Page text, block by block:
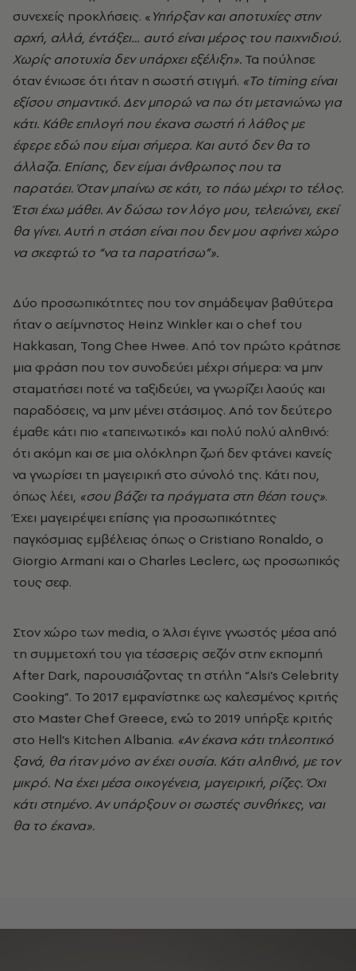
συνεχείς προκλήσεις. «Υπήρξαν και αποτυχίες στην
αρχή, αλλά, έντάξει… αυτό είναι μέρος του παιχνιδιού.
Χωρίς αποτυχία δεν υπάρχει εξέλιξη». Τα πούλησε
όταν ένιωσε ότι ήταν η σωστή στιγμή. «Το timing είναι
εξίσου σημαντικό. Δεν μπορώ να πω ότι μετανιώνω για
κάτι. Κάθε επιλογή που έκανα σωστή ή λάθος με
έφερε εδώ που είμαι σήμερα. Και αυτό δεν θα το
άλλαζα. Επίσης, δεν είμαι άνθρωπος που τα
παρατάει. Όταν μπαίνω σε κάτι, το πάω μέχρι το τέλος.
Έτσι έχω μάθει. Αν δώσω τον λόγο μου, τελειώνει, εκεί
θα γίνει. Αυτή η στάση είναι που δεν μου αφήνει χώρο
να σκεφτώ το “να τα παρατήσω”».
Δύο προσωπικότητες που τον σημάδεψαν βαθύτερα
ήταν ο αείμνηστος Heinz Winkler και ο chef του
Hakkasan, Tong Chee Hwee. Από τον πρώτο κράτησε
μια φράση που τον συνοδεύει μέχρι σήμερα: να μην
σταματήσει ποτέ να ταξιδεύει, να γνωρίζει λαούς και
παραδόσεις, να μην μένει στάσιμος. Από τον δεύτερο
έμαθε κάτι πιο «ταπεινωτικό» και πολύ πολύ αληθινό:
ότι ακόμη και σε μια ολόκληρη ζωή δεν φτάνει κανείς
να γνωρίσει τη μαγειρική στο σύνολό της. Κάτι που,
όπως λέει, «σου βάζει τα πράγματα στη θέση τους».
Έχει μαγειρέψει επίσης για προσωπικότητες
παγκόσμιας εμβέλειας όπως ο Cristiano Ronaldo, ο
Giorgio Armani και ο Charles Leclerc, ως προσωπικός
τους σεφ.
Στον χώρο των media, o Άλσι έγινε γνωστός μέσα από
τη συμμετοχή του για τέσσερις σεζόν στην εκπομπή
After Dark, παρουσιάζοντας τη στήλη “Alsi’s Celebrity
Cooking”. Το 2017 εμφανίστηκε ως καλεσμένος κριτής
στο Master Chef Greece, ενώ το 2019 υπήρξε κριτής
στο Hell’s Kitchen Albania. «Αν έκανα κάτι τηλεοπτικό
ξανά, θα ήταν μόνο αν έχει ουσία. Κάτι αληθινό, με τον
μικρό. Να έχει μέσα οικογένεια, μαγειρική, ρίζες. Όχι
κάτι στημένο. Αν υπάρξουν οι σωστές συνθήκες, ναι
θα το έκανα».